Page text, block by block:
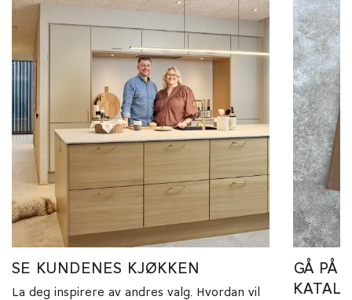
SE KUNDENES KJØKKEN
La deg inspirere av andres valg. Hvordan vil
GÅ PÅ